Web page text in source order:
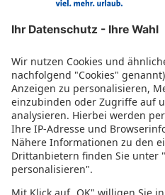
Impressum
Informationen zur Barrierefreiheit
Datenschutz
Datenschutzeinstellungen